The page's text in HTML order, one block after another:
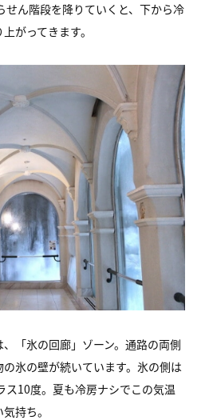
ん階段を降りていくと、下から冷
がってきます。
「氷の回廊」ゾーン。通路の両側
氷の壁が続いています。氷の側は
ス10度。夏も冷房ナシでこの気温
持ち。